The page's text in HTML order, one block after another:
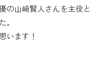
の山﨑賢人さんを主役と
。
います！